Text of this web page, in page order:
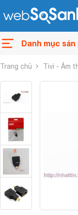
Danh mục sản
Trang chủ Tivi - Âm